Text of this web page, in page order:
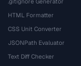
HTML Formatter
CSS Unit Converter
JSONPath Evaluator
Text Diff Checker